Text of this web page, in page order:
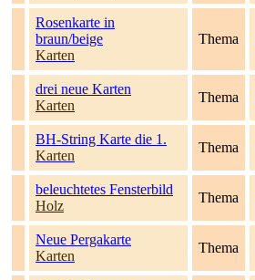
Rosenkarte in
braun/beige
Karten
Thema
drei neue Karten
Karten
Thema
BH-String Karte die 1.
Karten
Thema
beleuchtetes Fensterbild
Holz
Thema
Neue Pergakarte
Karten
Thema